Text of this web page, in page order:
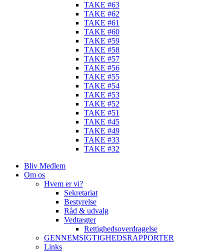
TAKE #63
TAKE #62
TAKE #61
TAKE #60
TAKE #59
TAKE #58
TAKE #57
TAKE #56
TAKE #55
TAKE #54
TAKE #53
TAKE #52
TAKE #51
TAKE #45
TAKE #49
TAKE #33
TAKE #32
Bliv Medlem
Om os
Hvem er vi?
Sekretariat
Bestyrelse
Råd & udvalg
Vedtægter
Rettighedsoverdragelse
GENNEMSIGTIGHEDSRAPPORTER
Links